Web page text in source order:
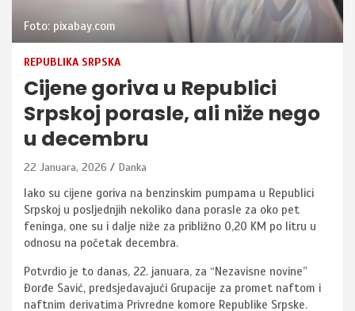
Foto: pixabay.com
REPUBLIKA SRPSKA
Cijene goriva u Republici
Srpskoj porasle, ali niže nego
u decembru
22 Januara, 2026 Danka
Iako su cijene goriva na benzinskim pumpama u Republici
Srpskoj u posljednjih nekoliko dana porasle za oko pet
feninga, one su i dalje niže za približno 0,20 KM po litru u
odnosu na početak decembra.
Potvrdio je to danas, 22. januara, za “Nezavisne novine”
Đorđe Savić, predsjedavajući Grupacije za promet naftom i
naftnim derivatima Privredne komore Republike Srpske.